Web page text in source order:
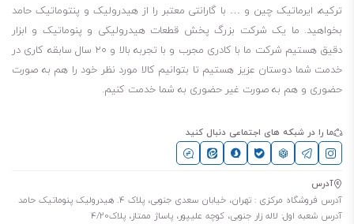
ترکیه، ایرماتیک چین و … با گارانتی معتبر را از هیدرولیک و پنتوماتیک حامد
بخواهید. ما یک شرکت بزرگ پخش قطعات هیدرولیکی و پنوماتیک و ابزار
دقیق هستیم شرکت ما با کادری مجرب و با تجربه بالا و ۲۰ سال سابقه کاری در
خدمت شما دوستان عزیز هستیم تا بتوانیم کالا مورد نظر خود را هم به صورت
حضوری و هم به صورت غیر حضوری به شما خدمت کنیم.
ما را در شبکه های اجتماعی دنبال کنید
آدرس
آدرس فروشگاه مرکزی : تهران، خیابان سعدی جنوبی، پلاک 4. هیدرولیک پنوماتیک حامد
آدرس شعبه اول: لاله زار جنوبی، کوچه علیپور، پاساژ ممتاز، پلاک4/20